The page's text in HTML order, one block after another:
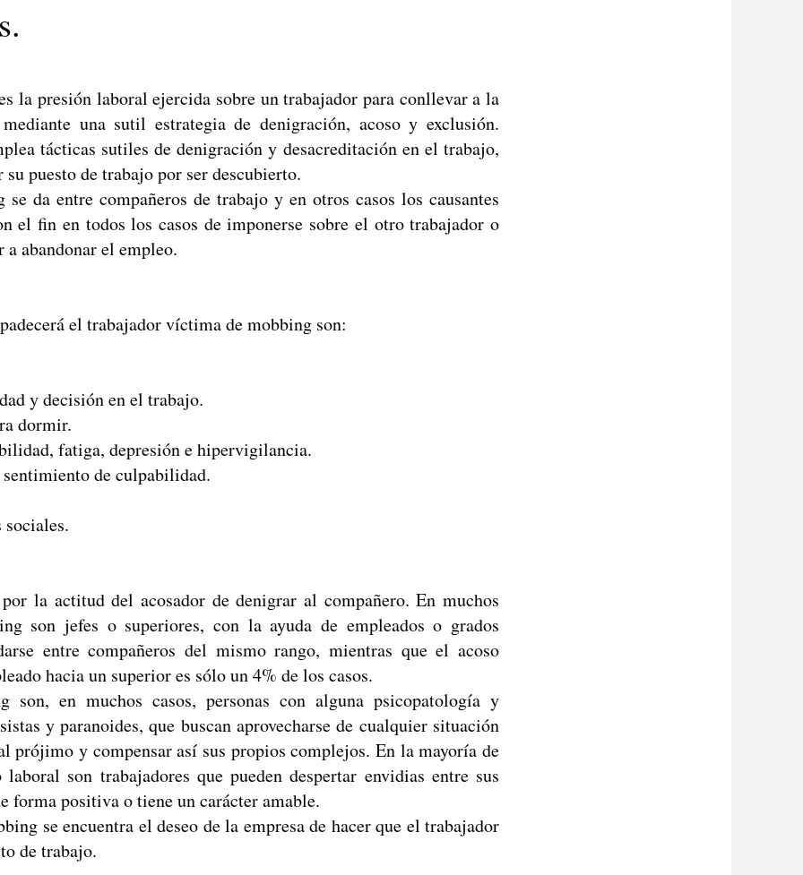
la presión laboral ejercida sobre un trabajador para conllevar a la
una sutil estrategia de denigración, acoso y exclusión.
tácticas sutiles de denigración y desacreditación en el trabajo,
puesto de trabajo por ser descubierto.
da entre compañeros de trabajo y en otros casos los causantes
el fin en todos los casos de imponerse sobre el otro trabajador o
abandonar el empleo.
el trabajador víctima de mobbing son:
y decisión en el trabajo.
dormir.
fatiga, depresión e hipervigilancia.
de culpabilidad.
la actitud del acosador de denigrar al compañero. En muchos
son jefes o superiores, con la ayuda de empleados o grados
entre compañeros del mismo rango, mientras que el acoso
hacia un superior es sólo un 4% de los casos.
son, en muchos casos, personas con alguna psicopatología y
y paranoides, que buscan aprovecharse de cualquier situación
prójimo y compensar así sus propios complejos. En la mayoría de
son trabajadores que pueden despertar envidias entre sus
forma positiva o tiene un carácter amable.
se encuentra el deseo de la empresa de hacer que el trabajador
de trabajo.